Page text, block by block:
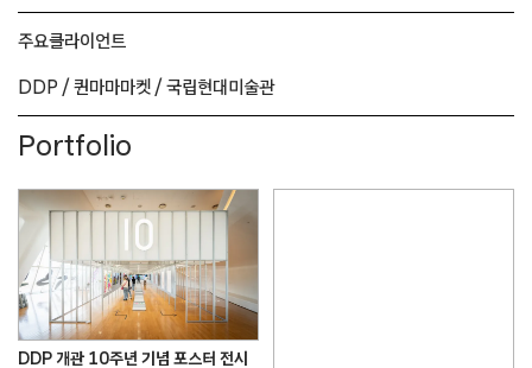
주요클라이언트
DDP / 퀸마마마켓 / 국립현대미술관
Portfolio
DDP 개관 10주년 기념 포스터 전시